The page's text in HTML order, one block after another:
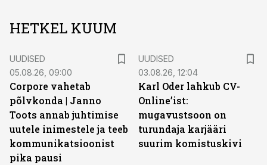
HETKEL KUUM
UUDISED
05.08.26, 09:00
Corpore vahetab
põlvkonda | Janno
Toots annab juhtimise
uutele inimestele ja teeb
kommunikatsioonist
pika pausi
UUDISED
03.08.26, 12:04
Karl Oder lahkub CV-
Online’ist:
mugavustsoon on
turundaja karjääri
suurim komistuskivi